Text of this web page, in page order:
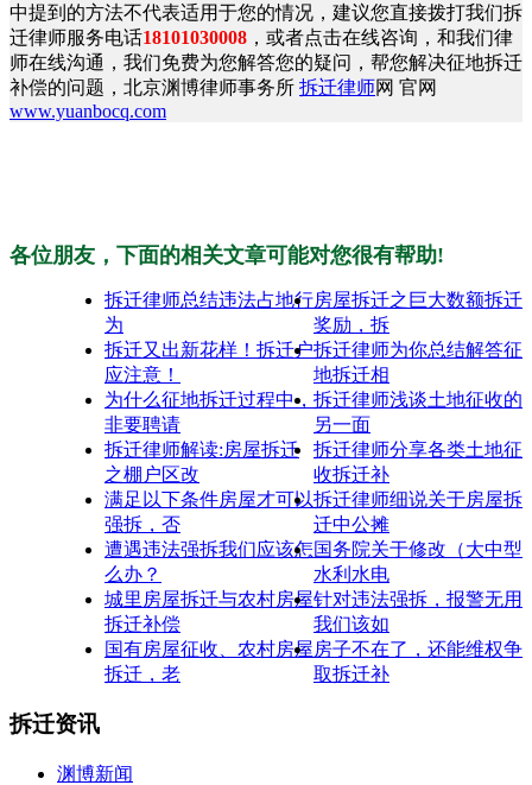
中提到的方法不代表适用于您的情况，建议您直接拨打我们拆
迁律师服务电话18101030008 ，或者点击在线咨询，和我们律
师在线沟通，我们免费为您解答您的疑问，帮您解决征地拆迁
补偿的问题，北京渊博律师事务所 拆迁律师网 官网
www.yuanbocq.com
各位朋友，下面的相关文章可能对您很有帮助!
拆迁律师总结违法占地行
为
房屋拆迁之巨大数额拆迁
奖励，拆
拆迁又出新花样！拆迁户
应注意！
拆迁律师为你总结解答征
地拆迁相
为什么征地拆迁过程中，
非要聘请
拆迁律师浅谈土地征收的
另一面
拆迁律师解读:房屋拆迁
之棚户区改
拆迁律师分享各类土地征
收拆迁补
满足以下条件房屋才可以
强拆，否
拆迁律师细说关于房屋拆
迁中公摊
遭遇违法强拆我们应该怎
么办？
国务院关于修改（大中型
水利水电
城里房屋拆迁与农村房屋
拆迁补偿
针对违法强拆，报警无用
我们该如
国有房屋征收、农村房屋
拆迁，老
房子不在了，还能维权争
取拆迁补
拆迁资讯
渊博新闻